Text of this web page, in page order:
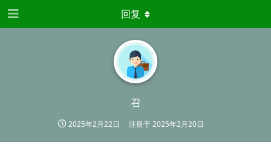
召
2025年2月22日 注册于2025年2月20日
回复